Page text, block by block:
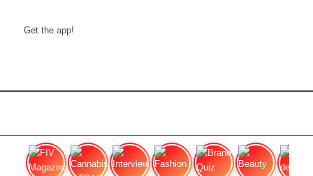
Get the app!